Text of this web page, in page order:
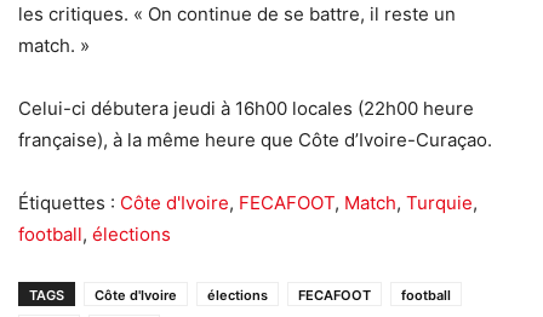
les critiques. « On continue de se battre, il reste un
match. »
Celui-ci débutera jeudi à 16h00 locales (22h00 heure
française), à ​​la même heure que Côte d’Ivoire-Curaçao.
Étiquettes : Côte d'Ivoire, FECAFOOT, Match, Turquie,
football, élections
TAGS Côte d'Ivoire élections FECAFOOT
football